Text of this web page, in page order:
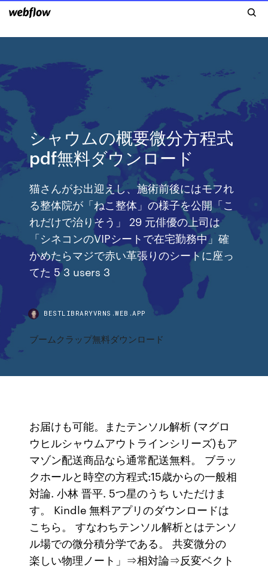
シャウムの概要微分方程式
pdf無料ダウンロード
猫さんがお出迎えし、施術前後にはモフれ
る整体院が「ねこ整体」の様子を公開「こ
れだけで治りそう」 29 元俳優の上司は
「シネコンのVIPシートで在宅勤務中」確
かめたらマジで赤い革張りのシートに座っ
てた 5 3 users 3
BESTLIBRARYVRNS.WEB.APP
ブームクラップ無料ダウンロード
お届けも可能。またテンソル解析 (マグロ
ウヒルシャウムアウトラインシリーズ)もア
マゾン配送商品なら通常配送無料。 ブラッ
クホールと時空の方程式:15歳からの一般相
対論. 小林 晋平. 5つ星のうち いただけま
す。 Kindle 無料アプリのダウンロードは
こちら。 すなわちテンソル解析とはテンソ
ル場での微分積分学である。 共変微分の
楽しい物理ノート」⇒相対論⇒反変ベクト